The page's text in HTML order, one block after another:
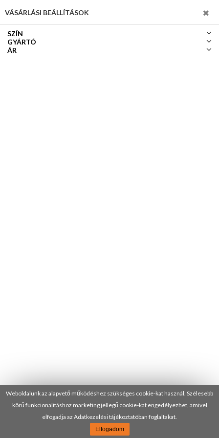
Weboldalunk az alapvető működéshez szükséges cookie-kat használ. Szélesebb
körű funkcionalitáshoz marketing jellegű cookie-kat engedélyezhet, amivel
elfogadja az Adatkezelési tájékoztatóban foglaltakat.
Elfogadom
VÁSÁRLÁSI BEÁLLÍTÁSOK
SZÍN
GYÁRTÓ
ÁR